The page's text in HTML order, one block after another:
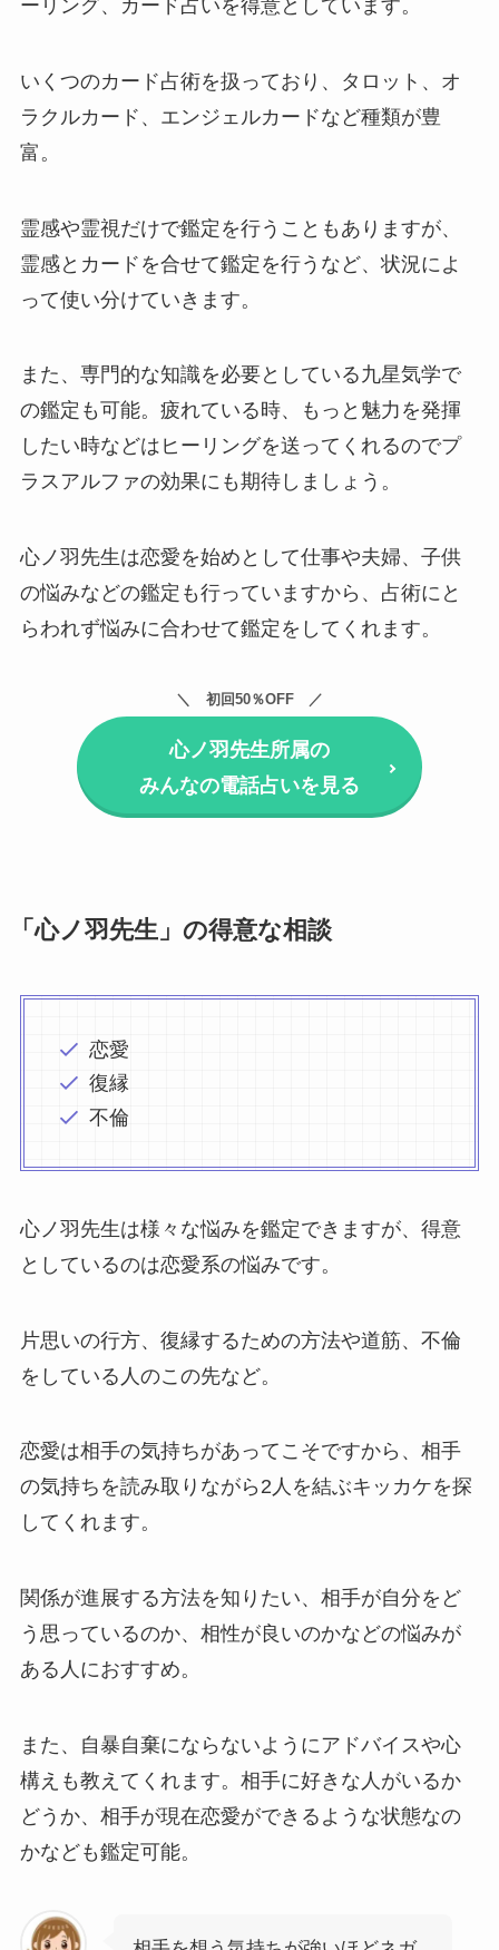
ーリング、カード占いを得意としています。
いくつのカード占術を扱っており、タロット、オ
ラクルカード、エンジェルカードなど種類が豊
富。
霊感や霊視だけで鑑定を行うこともありますが、
霊感とカードを合せて鑑定を行うなど、状況によ
って使い分けていきます。
また、専門的な知識を必要としている九星気学で
の鑑定も可能。疲れている時、もっと魅力を発揮
したい時などはヒーリングを送ってくれるのでプ
ラスアルファの効果にも期待しましょう。
心ノ羽先生は恋愛を始めとして仕事や夫婦、子供
の悩みなどの鑑定も行っていますから、占術にと
らわれず悩みに合わせて鑑定をしてくれます。
初回50％OFF
心ノ羽先生所属の
みんなの電話占いを見る
「心ノ羽先生」の得意な相談
恋愛
復縁
不倫
心ノ羽先生は様々な悩みを鑑定できますが、得意
としているのは恋愛系の悩みです。
片思いの行方、復縁するための方法や道筋、不倫
をしている人のこの先など。
恋愛は相手の気持ちがあってこそですから、相手
の気持ちを読み取りながら2人を結ぶキッカケを探
してくれます。
関係が進展する方法を知りたい、相手が自分をど
う思っているのか、相性が良いのかなどの悩みが
ある人におすすめ。
また、自暴自棄にならないようにアドバイスや心
構えも教えてくれます。相手に好きな人がいるか
どうか、相手が現在恋愛ができるような状態なの
かなども鑑定可能。